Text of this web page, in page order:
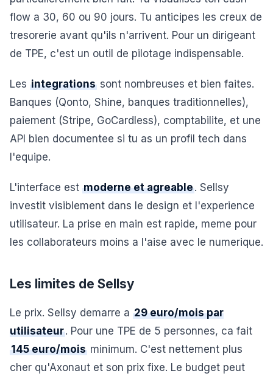
flow a 30, 60 ou 90 jours. Tu anticipes les creux de
tresorerie avant qu'ils n'arrivent. Pour un dirigeant
de TPE, c'est un outil de pilotage indispensable.
Les integrations sont nombreuses et bien faites.
Banques (Qonto, Shine, banques traditionnelles),
paiement (Stripe, GoCardless), comptabilite, et une
API bien documentee si tu as un profil tech dans
l'equipe.
L'interface est moderne et agreable. Sellsy
investit visiblement dans le design et l'experience
utilisateur. La prise en main est rapide, meme pour
les collaborateurs moins a l'aise avec le numerique.
Les limites de Sellsy
Le prix. Sellsy demarre a 29 euro/mois par
utilisateur. Pour une TPE de 5 personnes, ca fait
145 euro/mois minimum. C'est nettement plus
cher qu'Axonaut et son prix fixe. Le budget peut